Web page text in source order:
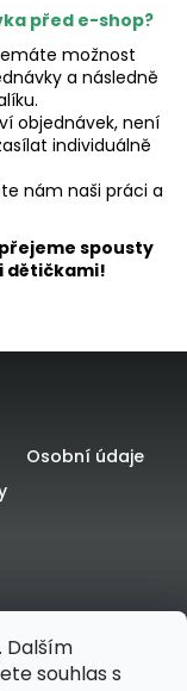
Dalším
souhlas s
před e-shop?
možnost
a následně
objednávek, není
individuálně
nám naši práci a
spousty
dětičkami!
Osobní údaje